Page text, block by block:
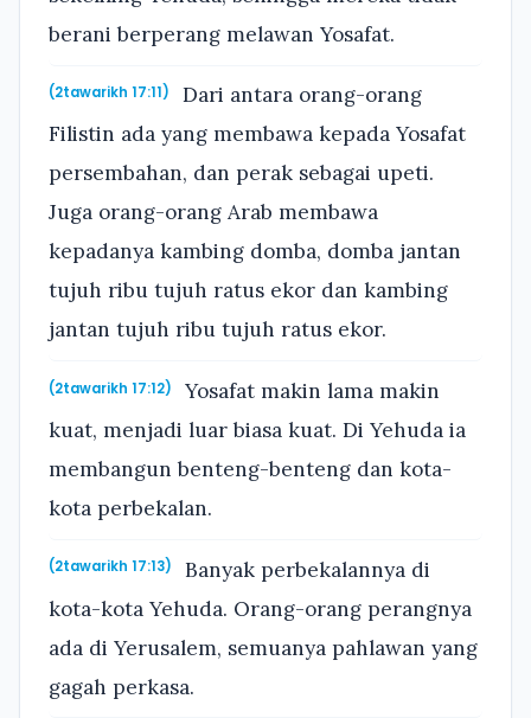
berani berperang melawan Yosafat.
(2tawarikh 17:11)
Dari antara orang-orang
Filistin ada yang membawa kepada Yosafat
persembahan, dan perak sebagai upeti.
Juga orang-orang Arab membawa
kepadanya kambing domba, domba jantan
tujuh ribu tujuh ratus ekor dan kambing
jantan tujuh ribu tujuh ratus ekor.
(2tawarikh 17:12)
Yosafat makin lama makin
kuat, menjadi luar biasa kuat. Di Yehuda ia
membangun benteng-benteng dan kota-
kota perbekalan.
(2tawarikh 17:13)
Banyak perbekalannya di
kota-kota Yehuda. Orang-orang perangnya
ada di Yerusalem, semuanya pahlawan yang
gagah perkasa.